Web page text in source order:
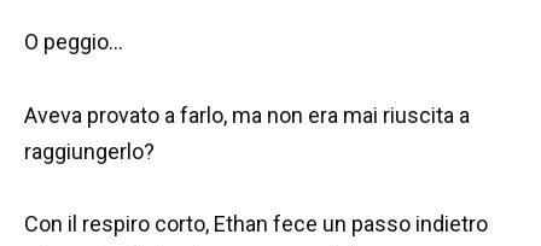
O peggio…
Aveva provato a farlo, ma non era mai riuscita a
raggiungerlo?
Con il respiro corto, Ethan fece un passo indietro